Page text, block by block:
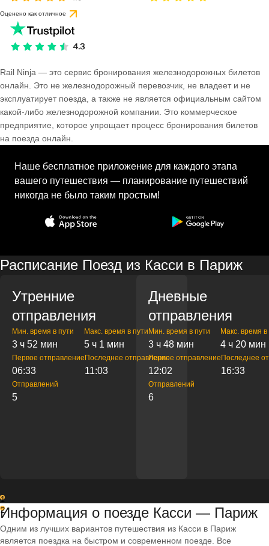
Оценено как отличное
Rail Ninja — это сервис бронирования железнодорожных билетов
онлайн. Это не железнодорожный перевозчик, не владеет и не
эксплуатирует поезда, а также не является официальным сайтом
какой-либо железнодорожной компании. Это коммерческое
предприятие, которое упрощает процесс бронирования билетов
на поезда онлайн.
Наше бесплатное приложение для каждого этапа
вашего путешествия — планирование путешествий
никогда не было таким простым!
Расписание Поезд из Касси в Париж
Утренние
отправления
Мин. время в пути
3 ч 52 мин
Макс. время в пути
5 ч 1 мин
Первое отправление
06:33
Последнее отправление
11:03
Отправлений
5
Дневные
отправления
Мин. время в пути
3 ч 48 мин
Макс. время в
4 ч 20 мин
Первое отправление
12:02
Последнее
16:33
Отправлений
6
1
2
Информация о поезде Касси — Париж
Одним из лучших вариантов путешествия из Касси в Париж
является поездка на быстром и современном поезде. Все